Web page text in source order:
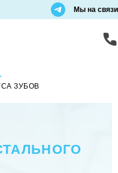
Мы на
ЗУБОВ